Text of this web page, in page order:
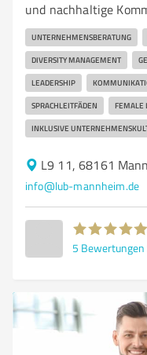
und nachhaltige
UNTERNEHMENSBERATUNG
DIVERSITY MANAGEMENT
LEADERSHIP
SPRACHLEITFÄDEN FEMALE
INKLUSIVE
L9 11, 68161
info@lub-mannheim.de
5 Bewertungen